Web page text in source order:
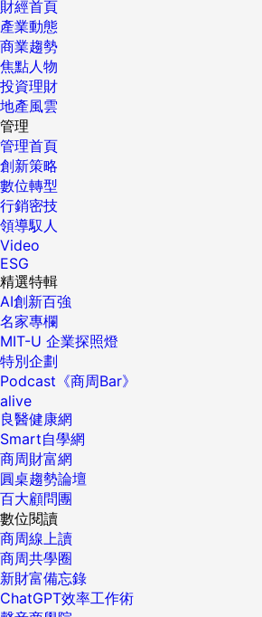
財經首頁
產業動態
商業趨勢
焦點人物
投資理財
地產風雲
管理
管理首頁
創新策略
數位轉型
行銷密技
領導馭人
Video
ESG
精選特輯
AI創新百強
名家專欄
MIT-U 企業探照燈
特別企劃
Podcast《商周Bar》
alive
良醫健康網
Smart自學網
商周財富網
圓桌趨勢論壇
百大顧問團
數位閱讀
商周線上讀
商周共學圈
新財富備忘錄
ChatGPT效率工作術